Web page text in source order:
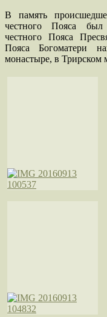
В память
честного Пояса был
честного Пояса
Пояса Богоматери
монастыре, в Трирском